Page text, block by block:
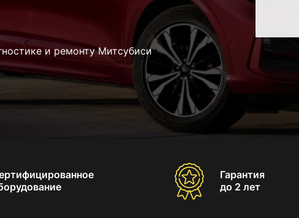
и ремонту Митсубиси
Гарантия
до 2 лет